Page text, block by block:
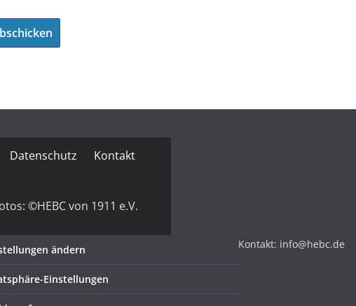
Datenschutz
Kontakt
©HEBC von 1911 e.V.
ändern
Einstellungen
Kontakt: info@hebc.de